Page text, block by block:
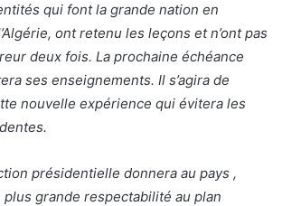
qui font la grande nation en
ont retenu les leçons et n’ont pas
deux fois. La prochaine échéance
ses enseignements. Il s’agira de
nouvelle expérience qui évitera les
présidentielle donnera au pays ,
grande respectabilité au plan